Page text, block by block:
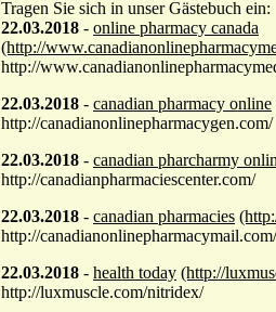
Tragen Sie sich in unser Gästebuch ein:
22.03.2018 - online pharmacy canada
(http://
http://
22.03.2018 - canadian pharmacy online
http://canadianonlinepharmacygen.com/
22.03.2018 - canadian pharcharmy
http://canadianpharmaciescenter.com/
22.03.2018 - canadian pharmacies
http://canadianonlinepharmacymail.com/
22.03.2018 - health today (http://
http://luxmuscle.com/nitridex/